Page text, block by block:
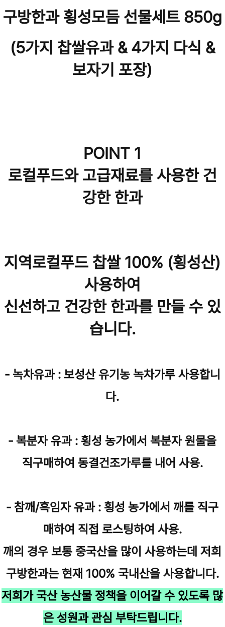
구방한과 횡성모듬 선물세트 850g
(5가지 찹쌀유과 & 4가지 다식 &
보자기 포장)
POINT 1
로컬푸드와 고급재료를 사용한 건
강한 한과
지역로컬푸드 찹쌀 100% (횡성산)
사용하여
신선하고 건강한 한과를 만들 수 있
습니다.
- 녹차유과 : 보성산 유기농 녹차가루 사용합니
다.
- 복분자 유과 : 횡성 농가에서 복분자 원물을
직구매하여 동결건조가루를 내어 사용.
- 참깨/흑임자 유과 : 횡성 농가에서 깨를 직구
매하여 직접 로스팅하여 사용.
깨의 경우 보통 중국산을 많이 사용하는데 저희
구방한과는 현재 100% 국내산을 사용합니다.
저희가 국산 농산물 정책을 이어갈 수 있도록 많
은 성원과 관심 부탁드립니다.